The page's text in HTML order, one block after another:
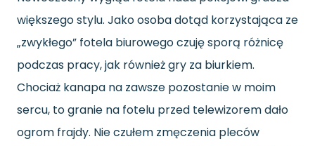
większego stylu. Jako osoba dotąd korzystająca ze
„zwykłego” fotela biurowego czuję sporą różnicę
podczas pracy, jak również gry za biurkiem.
Chociaż kanapa na zawsze pozostanie w moim
sercu, to granie na fotelu przed telewizorem dało
ogrom frajdy. Nie czułem zmęczenia pleców